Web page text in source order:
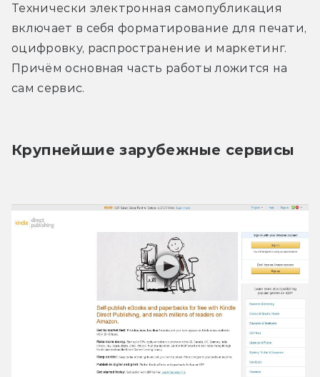
Технически электронная самопубликация
включает в себя форматирование для печати,
оцифровку, распространение и маркетинг.
Причём основная часть работы ложится на
сам сервис.
Крупнейшие зарубежные сервисы